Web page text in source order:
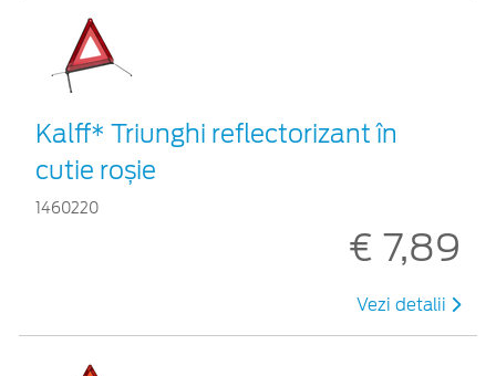
Kalff* Triunghi reflectorizant în
cutie roșie
1460220
€ 7,89
Vezi detalii